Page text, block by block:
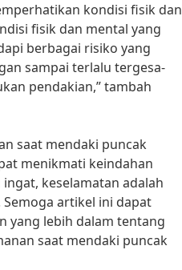
kondisi fisik dan
fisik dan mental yang
berbagai risiko yang
sampai terlalu tergesa-
pendakian,” tambah
saat mendaki puncak
menikmati keindahan
keselamatan adalah
artikel ini dapat
yang lebih dalam tentang
saat mendaki puncak